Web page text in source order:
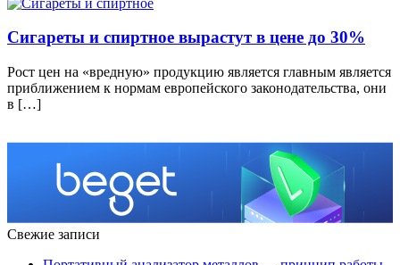
Сигареты и спиртное вырастут в цене до 30%
Рост цен на «вредную» продукцию является главным является
приближением к нормам европейского законодательства, они
в […]
Свежие записи